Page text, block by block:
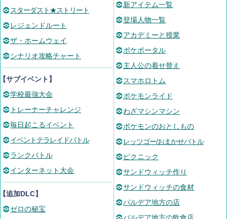
スターダスト★ストリート
レジェンドルート
ザ・ホームウェイ
シナリオ攻略チャート
サブイベント】
学校最強大会
トレーナーチャレンジ
毎日起こるイベント
イベントテラレイドバトル
ランクバトル
インターネット大会
追加DLC】
ゼロの秘宝
新アイテム一覧
登場人物一覧
アカデミーと授業
ポケポータル
主人公の着せ替え
スマホロトム
ポケモンライド
わざマシンマシン
ポケモンのおとしもの
レッツゴー/おまかせバトル
ピクニック
サンドウィッチ作り
サンドウィッチの食材
パルデア地方の店